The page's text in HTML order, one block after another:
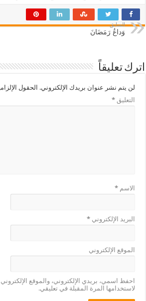
السابق
وَداعُ رَمَضَانَ
اترك تعليقاً
لن يتم نشر عنوان بريدك الإلكتروني. الحقول
التعليق*
الاسم*
البريد الإلكتروني*
الموقع الإلكتروني
احفظ اسمي، بريدي الإلكتروني، والموقع
لاستخدامها المرة المقبلة في تعليقي.